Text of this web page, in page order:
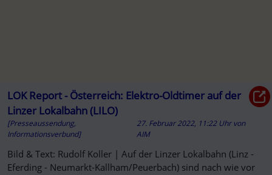
LOK Report - Österreich: Elektro-Oldtimer auf der
Linzer Lokalbahn (LILO)
[Presseaussendung,
Informationsverbund]
27. Februar 2022, 11:22 Uhr von
AIM
Bild & Text: Rudolf Koller | Auf der Linzer Lokalbahn (Linz -
Eferding - Neumarkt-Kallham/Peuerbach) sind nach wie vor